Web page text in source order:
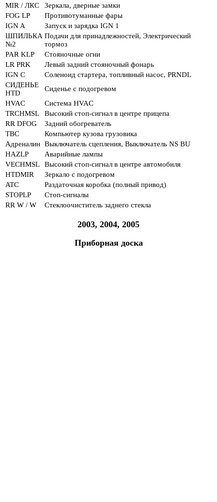
MIR / ЛКС
Зеркала, дверные замки
FOG LP
Противотуманные фары
IGN A
Запуск и зарядка IGN 1
ШПИЛЬКА
№2
Подачи для принадлежностей, Электрический
тормоз
PAR KLP
Стояночные огни
LR PRK
Левый задний стояночный фонарь
IGN C
Соленоид стартера, топливный насос, PRNDL
СИДЕНЬЕ
HTD
Сиденье с подогревом
HVAC
Система HVAC
TRCHMSL
Высокий стоп-сигнал в центре прицепа
RR DFOG
Задний обогреватель
TBC
Компьютер кузова грузовика
Адреналин Выключатель сцепления, Выключатель NS BU
HAZLP
Аварийные лампы
VECHMSL
Высокий стоп-сигнал в центре автомобиля
HTDMIR
Зеркало с подогревом
ATC
Раздаточная коробка (полный привод)
STOPLP
Стоп-сигналы
RR W / W
Стеклоочиститель заднего стекла
2003, 2004, 2005
Приборная доска